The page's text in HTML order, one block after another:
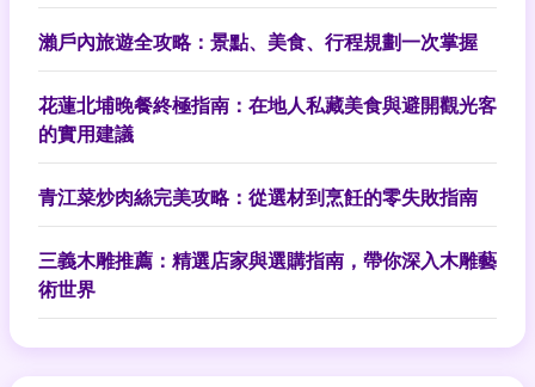
瀨戶內旅遊全攻略：景點、美食、行程規劃一次掌握
花蓮北埔晚餐終極指南：在地人私藏美食與避開觀光客
的實用建議
青江菜炒肉絲完美攻略：從選材到烹飪的零失敗指南
三義木雕推薦：精選店家與選購指南，帶你深入木雕藝
術世界